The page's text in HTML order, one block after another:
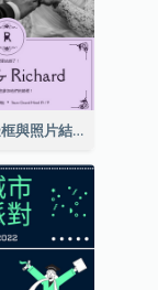
紫色優雅邊框與照片結婚請柬